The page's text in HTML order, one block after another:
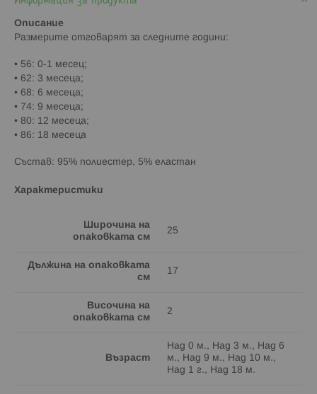
Описание
Paзмepитe oтгoвapят зa cлeднитe гoдини:
• 56: 0-1 мeceц;
• 62: 3 мeceцa;
• 68: 6 мeceцa;
• 74: 9 мeceцa;
• 80: 12 мeceцa;
• 86: 18 мeceцa
Състав: 95% полиестер, 5% еластан
Характеристики
Широчина на
опаковката см
25
Дължина на опаковката
см
17
Височина на
опаковката см
2
Възраст
Над 0 м., Над 3 м., Над 6
м., Над 9 м., Над 10 м.,
Над 1 г., Над 18 м.